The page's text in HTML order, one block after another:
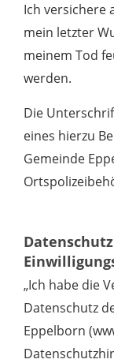
Ich versichere
mein letzter
meinem Tod
werden.
Die
eines hierzu
Gemeinde
„Ich habe die
Datenschutz
Eppelborn